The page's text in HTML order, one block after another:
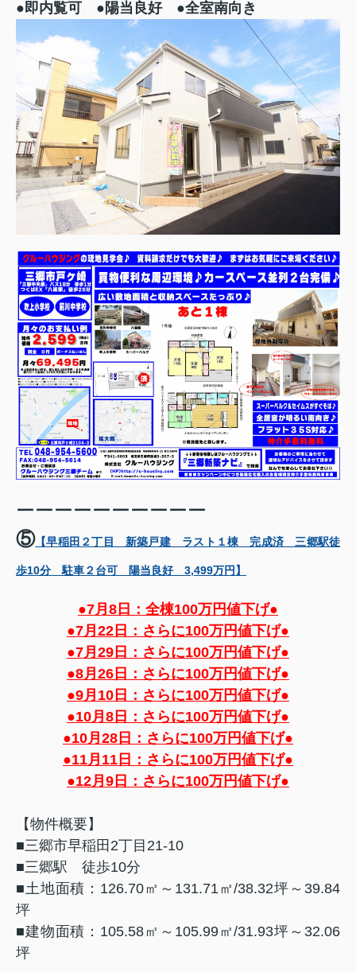
●即内覧可 ●陽当良好 ●全室南向き
ーーーーーーーーーー
⑤【早稲田２丁目 新築戸建 ラスト１棟 完成済 三郷駅徒
歩10分 駐車２台可 陽当良好 3,499万円】
●7月8日：全棟100万円値下げ●
●7月22日：さらに100万円値下げ●
●7月29日：さらに100万円値下げ●
●8月26日：さらに100万円値下げ●
●9月10日：さらに100万円値下げ●
●10月8日：さらに100万円値下げ●
●10月28日：さらに100万円値下げ●
●11月11日：さらに100万円値下げ●
●12月9日：さらに100万円値下げ●
【物件概要】
■三郷市早稲田2丁目21-10
■三郷駅 徒歩10分
■土地面積：126.70㎡～131.71㎡/38.32坪～39.84
坪
■建物面積：105.58㎡～105.99㎡/31.93坪～32.06
坪